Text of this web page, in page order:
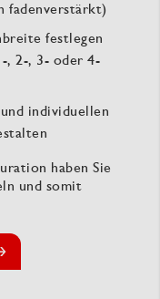
fadenverstärkt)
festlegen
, 2-, 3- oder 4-
individuellen
haben Sie
und somit